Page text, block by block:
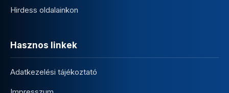
Hirdess oldalainkon
Hasznos linkek
Adatkezelési tájékoztató